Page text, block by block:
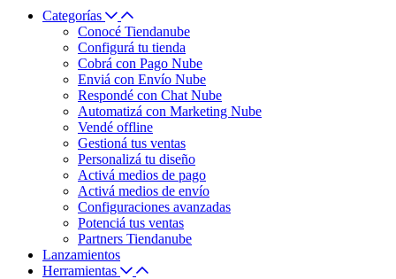
Categorías
Conocé Tiendanube
Configurá tu tienda
Cobrá con Pago Nube
Enviá con Envío Nube
Respondé con Chat Nube
Automatizá con Marketing Nube
Vendé offline
Gestioná tus ventas
Personalizá tu diseño
Activá medios de pago
Activá medios de envío
Configuraciones avanzadas
Potenciá tus ventas
Partners Tiendanube
Lanzamientos
Herramientas